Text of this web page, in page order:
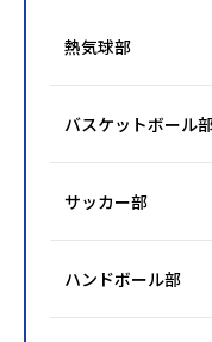
熱気球部
バスケットボール
サッカー部
ハンドボール部